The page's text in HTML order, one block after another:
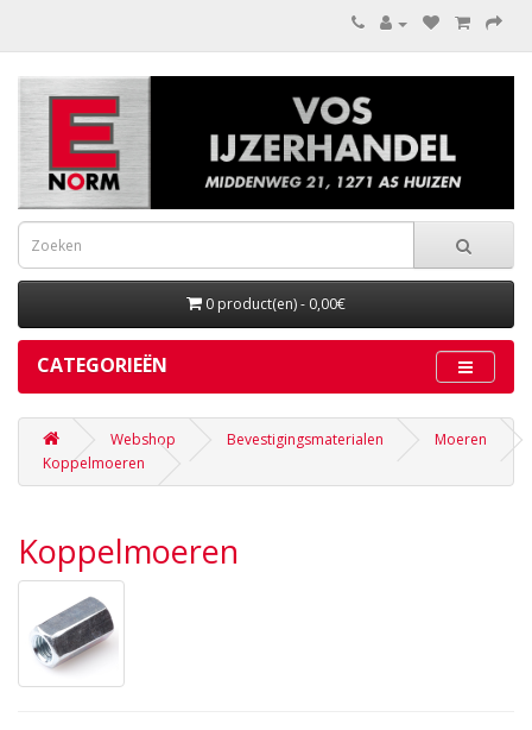
0 product(en) - 0,00€
CATEGORIEËN
Webshop Bevestigingsmaterialen
Moeren
Koppelmoeren
Koppelmoeren